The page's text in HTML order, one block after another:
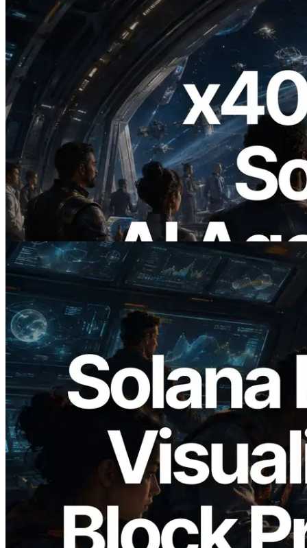
2026.07.04
ERPC lanza Solana RPC compatible con
x402 — La era en la que los agentes de IA
pagan bajo demanda por las API que
necesitan
Leer este artículo
2026.05.24
Validators Solutions lanza el Solana Block
Analyzer — Visualización del tiempo de
producción de bloque por slot y del
Validador asignado
Leer este artículo